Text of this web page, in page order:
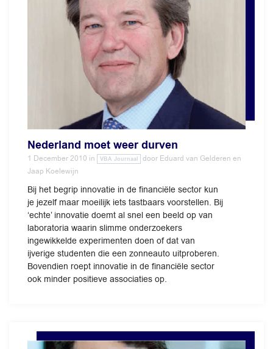
Nederland moet weer durven
1 December 2010 in VBA Journaal door Eduard van Gelderen en
Jaap Koelewijn
Bij het begrip innovatie in de financiële sector kun
je jezelf maar moeilijk iets tastbaars voorstellen. Bij
‘echte’ innovatie doemt al snel een beeld op van
laboratoria waarin slimme onderzoekers
ingewikkelde experimenten doen of dat van
ijverige studenten die een zonneauto uitproberen.
Bovendien roept innovatie in de financiële sector
ook minder positieve associaties op.